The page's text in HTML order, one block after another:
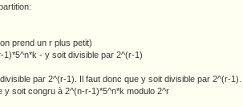
prend un r plus petit)
- y soit divisible par 2^(r-1)
par 2^(r-1). Il faut donc que y soit divisible par 2^(r-1).
y soit congru à 2^(n-r-1)*5^n*k modulo 2^r